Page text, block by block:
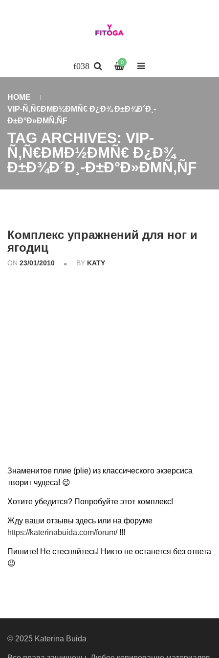
0
HOME
VIP-Ñ‚Ñ€ÐΜÐ½ÐΜÑ€ Ð¿Ð¾ Ð±Ð¾Ð´Ð¸-
Ð±Ð°Ð»ÐΜÑ‚ÑƑ
TAG ARCHIVES: VIP-
Ñ‚Ñ€ÐΜÐ½ÐΜÑ€ Ð¿Ð¾
Ð±Ð¾Ð´Ð¸-Ð±Ð°Ð»ÐΜÑ‚ÑƑ
Комплекс упражнений для ног и
ягодиц
ON 23/01/2010 BY KATY
Знаменитое плие (plie) из классического экзерсиса
творит чудеса! 😉
Хотите убедится? Попробуйте этот комплекс!
Жду ваши отзывы здесь или на форуме
https://katerinabuida.com/forum/!!!
Пишите! Не стесняйтесь! Никто не останется без ответа
😉
© 2025 Katerina Buida